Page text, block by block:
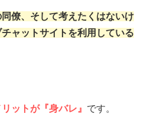
僚、そして考えたくはないけ
ャットサイトを利用している
ットが『身バレ』 です。